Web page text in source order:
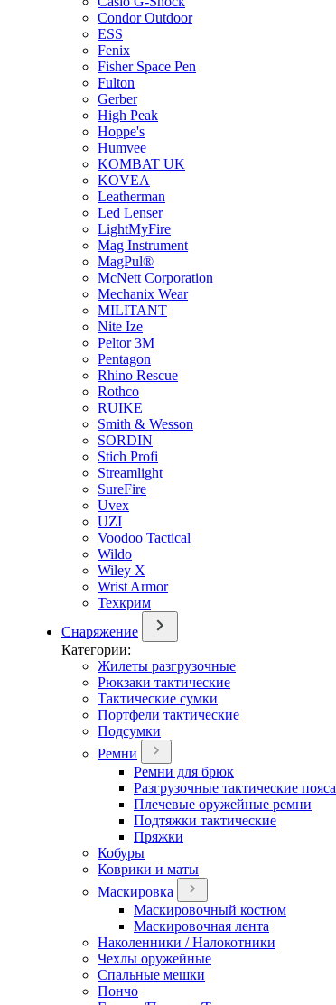
Condor Outdoor
ESS
Fenix
Fisher Space Pen
Fulton
Gerber
High Peak
Hoppe's
Humvee
KOMBAT UK
KOVEA
Leatherman
Led Lenser
LightMyFire
Mag Instrument
MagPul®
McNett Corporation
Mechanix Wear
MILITANT
Nite Ize
Peltor 3M
Pentagon
Rhino Rescue
Rothco
RUIKE
Smith & Wesson
SORDIN
Stich Profi
Streamlight
SureFire
Uvex
UZI
Voodoo Tactical
Wildo
Wiley X
Wrist Armor
Техкрим
Снаряжение
Категории:
Жилеты разгрузочные
Рюкзаки тактические
Тактические сумки
Портфели тактические
Подсумки
Ремни
Ремни для брюк
Разгрузочные тактические пояса
Плечевые оружейные ремни
Подтяжки тактические
Пряжки
Кобуры
Коврики и маты
Маскировка
Маскировочный костюм
Маскировочная лента
Наколенники / Налокотники
Чехлы оружейные
Спальные мешки
Пончо